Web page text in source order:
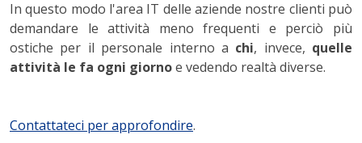
In questo modo l'area IT delle aziende nostre clienti può
demandare le attività meno frequenti e perciò più
ostiche per il personale interno a chi, invece, quelle
attività le fa ogni giornoe vedendo realtà diverse.
Contattateci per approfondire.